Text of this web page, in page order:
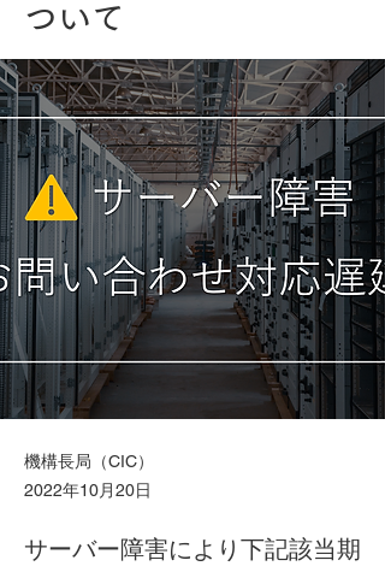
ついて
機構長局（CIC）
2022年10月20日
サーバー障害により下記該当期